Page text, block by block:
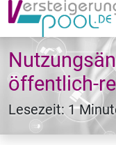
öffentlich-
Lesezeit: 1